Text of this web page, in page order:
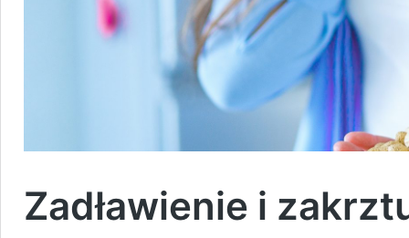
Zadławienie i